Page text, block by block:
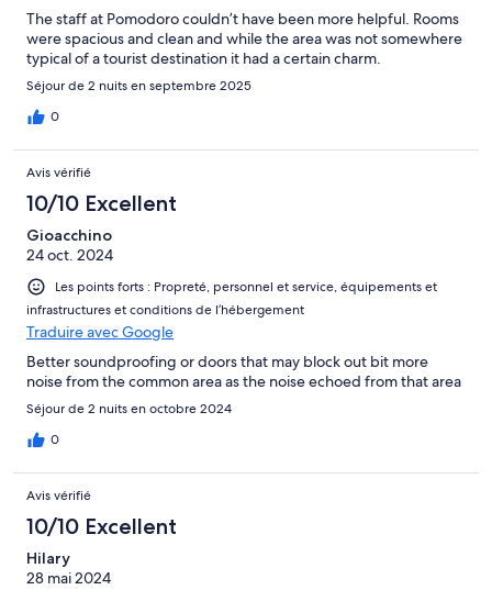
The staff at Pomodoro couldn’t have been more helpful. Rooms
were spacious and clean and while the area was not somewhere
typical of a tourist destination it had a certain charm.
Séjour de 2 nuits en septembre 2025
0
Avis vérifié
10/10 Excellent
Gioacchino
24 oct. 2024
Les points forts : Propreté, personnel et service, équipements et
infrastructures et conditions de l’hébergement
Traduire avec Google
Better soundproofing or doors that may block out bit more
noise from the common area as the noise echoed from that area
Séjour de 2 nuits en octobre 2024
0
Avis vérifié
10/10 Excellent
Hilary
28 mai 2024